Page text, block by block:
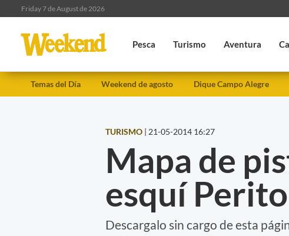
Friday 7 de August de 2026
Pesca Turismo Aventura
Temas del Día Weekend de agosto Dique Campo Alegre
TURISMO | 21-05-2014 16:27
Mapa de
esquí
Descargalo sin cargo de esta